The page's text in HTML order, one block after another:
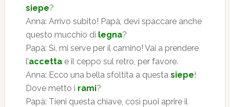
siepe?
Anna: Arrivo subito! Papà, devi spaccare anche
questo mucchio di legna?
Papà: Sì, mi serve per il camino! Vai a prendere
l’accettae il ceppo sul retro, per favore.
Anna: Ecco una bella sfoltita a questa siepe!
Dove metto i rami?
Papà: Tieni questa chiave, così puoi aprire il